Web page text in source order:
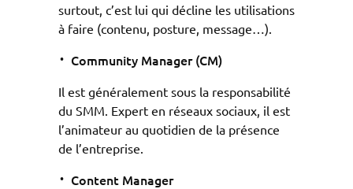
surtout, c’est lui qui décline les utilisations
à faire (contenu, posture, message…).
Community Manager (CM)
Il est généralement sous la responsabilité
du SMM. Expert en réseaux sociaux, il est
l’animateur au quotidien de la présence
de l’entreprise.
Content Manager